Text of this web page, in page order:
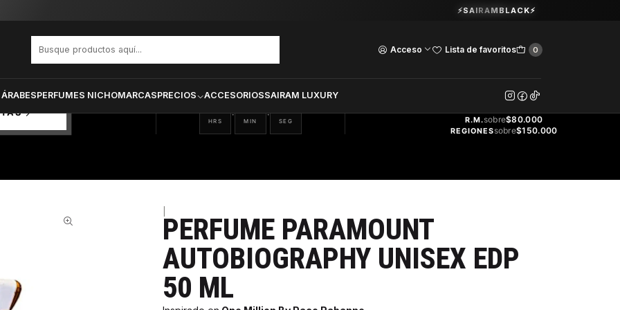
Acceso Lista de favoritos 0
PERFUMES NICHOMARCASPRECIOS ACCESORIOSSAIRAM LUXURY
Guardia Vieja 202. Oficina 102.Ver Horarios
⚡SAIRAMBLACK⚡
Unisex Edp 50 ml
11
HRS
: 47
MIN
: 42
SEG
GRATIS
R.M.sobre$80.000
REGIONESsobre$150.000
PERFUME PARAMOUNT
AUTOBIOGRAPHY UNISEX EDP
50 ML